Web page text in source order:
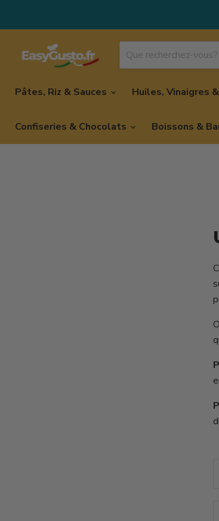
Pâtes, Riz & Sauces Huiles, Vinaigres
Confiseries & Chocolats Boissons &